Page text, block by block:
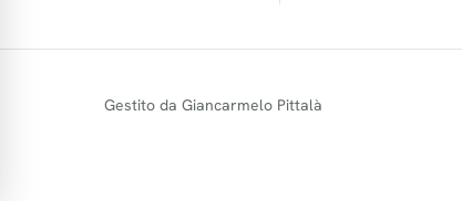
Gestito da Giancarmelo Pittalà